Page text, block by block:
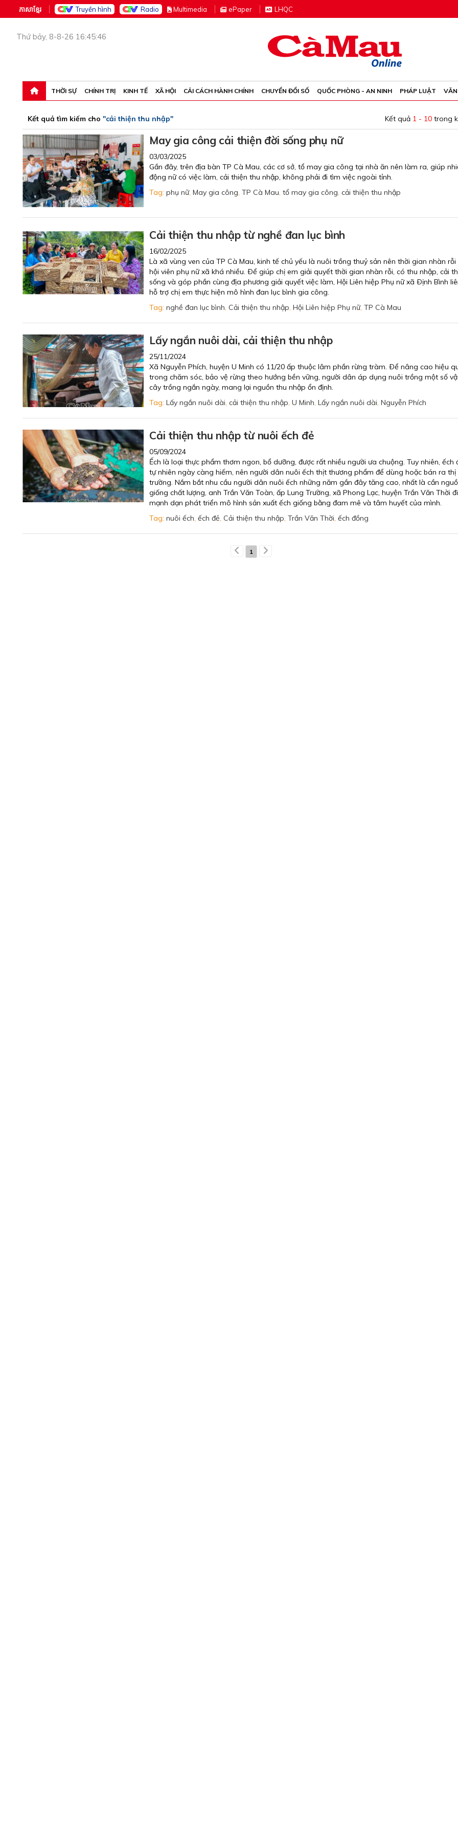
ភាសាខ្មែរ Truyền hình Radio Multimedia ePaper LHQC
Thứ bảy, 8-8-26 16:45:46
THỜI SỰ CHÍNH TRỊ KINH TẾ XÃ HỘI CẢI CÁCH HÀNH CHÍNH CHUYỂN ĐỔI SỐ QUỐC PHÒNG - AN NINH PHÁP LUẬT
Kết quả tìm kiếm cho "cải thiện thu nhập" Kết quả 1 - 10 trong
May gia công cải thiện đời sống phụ nữ
03/03/2025
Gần đây, trên địa bàn TP Cà Mau, các cơ sở, tổ may gia công tại nhà ăn nên làm ra, giúp
động nữ có việc làm, cải thiện thu nhập, không phải đi tìm việc ngoài tỉnh.
Tag: phụ nữ, May gia công, TP Cà Mau, tổ may gia công, cải thiện thu nhập
Cải thiện thu nhập từ nghề đan lục bình
16/02/2025
Là xã vùng ven của TP Cà Mau, kinh tế chủ yếu là nuôi trồng thuỷ sản nên thời gian nhàn rỗi
hội viên phụ nữ xã khá nhiều. Ðể giúp chị em giải quyết thời gian nhàn rỗi, có thu nhập, cải
sống và góp phần cùng địa phương giải quyết việc làm, Hội Liên hiệp Phụ nữ xã Ðịnh Bình
hỗ trợ chị em thực hiện mô hình đan lục bình gia công.
Tag: nghề đan lục bình, Cải thiện thu nhập, Hội Liên hiệp Phụ nữ, TP Cà Mau
Lấy ngắn nuôi dài, cải thiện thu nhập
25/11/2024
Xã Nguyễn Phích, huyện U Minh có 11/20 ấp thuộc lâm phần rừng tràm. Ðể nâng cao hiệu
trong chăm sóc, bảo vệ rừng theo hướng bền vững, người dân áp dụng nuôi trồng một số
cây trồng ngắn ngày, mang lại nguồn thu nhập ổn định.
Tag: Lấy ngắn nuôi dài, cải thiện thu nhập, U Minh, Lấy ngắn nuôi dài, Nguyễn Phích
Cải thiện thu nhập từ nuôi ếch đẻ
05/09/2024
Ếch là loại thực phẩm thơm ngon, bổ dưỡng, được rất nhiều người ưa chuộng. Tuy nhiên, ếch
tự nhiên ngày càng hiếm, nên người dân nuôi ếch thịt thương phẩm để dùng hoặc bán ra thị
trường. Nắm bắt nhu cầu người dân nuôi ếch những năm gần đây tăng cao, nhất là cần
giống chất lượng, anh Trần Văn Toàn, ấp Lung Trường, xã Phong Lạc, huyện Trần Văn Thời
mạnh dạn phát triển mô hình sản xuất ếch giống bằng đam mê và tâm huyết của mình.
Tag: nuôi ếch, ếch đẻ, Cải thiện thu nhập, Trần Văn Thời, ếch đồng
1